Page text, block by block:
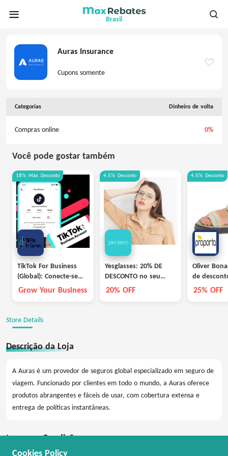
Brasil
Auras Insurance
Cupons somente
Categorias Dinheiro de volta
Compras online 0%
Você pode gostar também
18% Máx. Desconto
TikTok For Business
(Global): Conecte-se
com milhões de fãs
Grow Your Business
4.5% Desconto
Yesglasses: 20% DE
DESCONTO no seu
primeiro pedido
20% OFF
4.5% Desconto
Oliver
de
sapatos
25% OFF
Store Details
Descrição da Loja
A Auras é um provedor de seguros global especializado em seguro de
viagem. Funcionado por clientes em todo o mundo, a Auras oferece
produtos abrangentes e fáceis de usar, com cobertura extensa e
entrega de políticas instantâneas.
termos e Condições
Cookies Policy